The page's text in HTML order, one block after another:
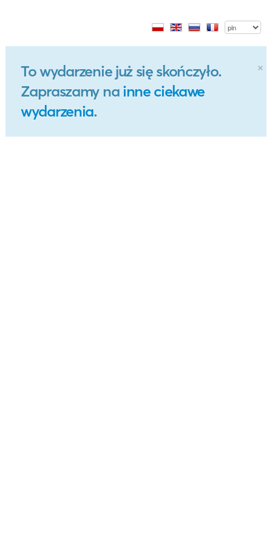
×
To wydarzenie już się skończyło.
Zapraszamy na inne ciekawe
wydarzenia.